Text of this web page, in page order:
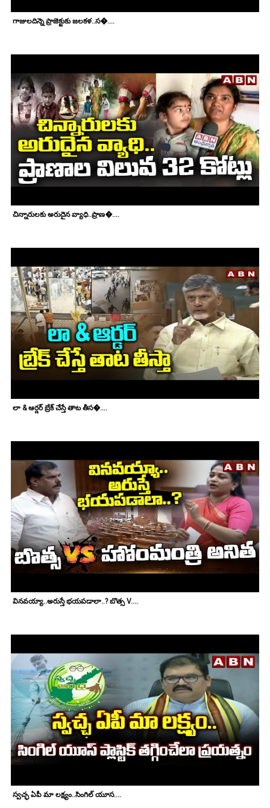
గాజులదిన్నె ప్రాజెక్టుకు జలకళ..స�....
చిన్నారులకు అరుదైన వ్యాధి..ప్రాణ�....
లా & ఆర్డర్ బ్రేక్ చేస్తే తాట తీస�....
వినవయ్యా..అరుస్తే భయపడాలా..? బొత్స V....
స్వచ్ఛ ఏపీ మా లక్ష్యం..సింగిల్ యూస....